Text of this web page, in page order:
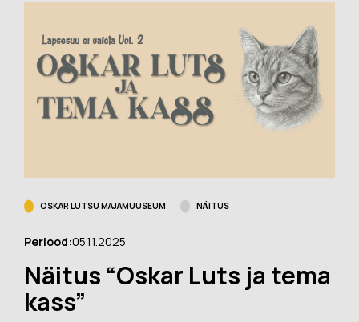
OSKAR LUTSU MAJAMUUSEUM NÄITUS
Periood:05.11.2025
Näitus “Oskar Luts ja tema
kass”